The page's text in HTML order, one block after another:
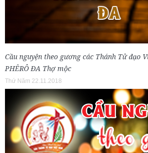
Cầu nguyện theo gương các Thánh Tử đạo
PHÊRÔ ĐA Thợ mộc
Thứ Năm 22.11.2018